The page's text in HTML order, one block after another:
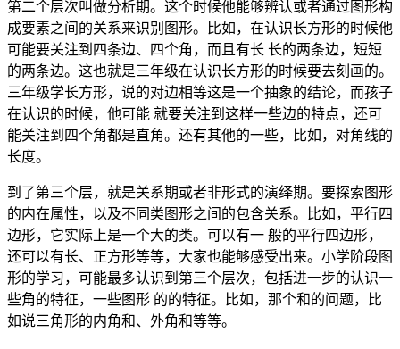
第二个层次叫做分析期。这个时候他能够辨认或者通过图形构
成要素之间的关系来识别图形。比如，在认识长方形的时候他
可能要关注到四条边、四个角，而且有长 长的两条边，短短
的两条边。这也就是三年级在认识长方形的时候要去刻画的。
三年级学长方形，说的对边相等这是一个抽象的结论，而孩子
在认识的时候，他可能 就要关注到这样一些边的特点，还可
能关注到四个角都是直角。还有其他的一些，比如，对角线的
长度。
到了第三个层，就是关系期或者非形式的演绎期。要探索图形
的内在属性，以及不同类图形之间的包含关系。比如，平行四
边形，它实际上是一个大的类。可以有一 般的平行四边形，
还可以有长、正方形等等，大家也能够感受出来。小学阶段图
形的学习，可能最多认识到第三个层次，包括进一步的认识一
些角的特征，一些图形 的的特征。比如，那个和的问题，比
如说三角形的内角和、外角和等等。